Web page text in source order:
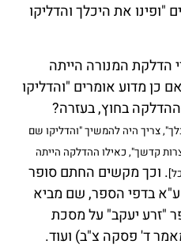
"ופינו את היכלך והדליקו
הדלקת המנורה הייתה
כן מדוע אומרים "והדליקו
בחוץ, בעזרה?
צריך היה להמשיך "והדליקו שם
קדשך", כאילו ההדלקה הייתה
. וכך מקשים החתם סופר
בדפי הספר, שם מביא
"זרע יעקב" על מסכת
ד' פסקה צ"ב) ועוד.